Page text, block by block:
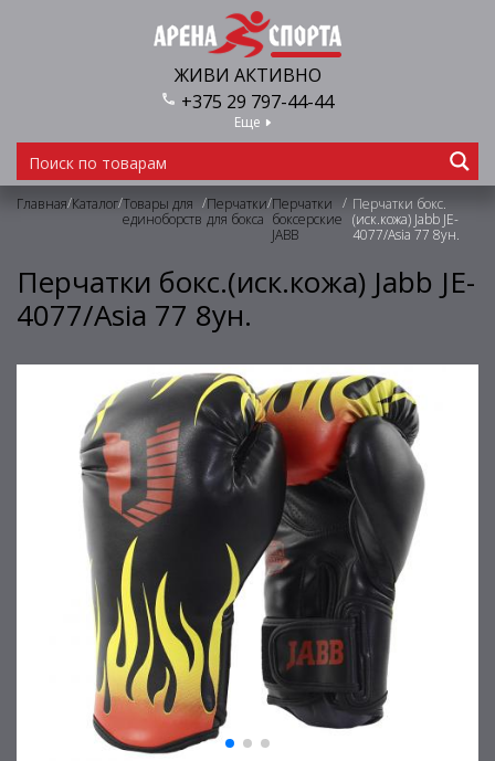
ЖИВИ АКТИВНО
+375 29 797-44-44
Еще
Главная/Каталог/Товары для
единоборств
/Перчатки
для бокса
/Перчатки
боксерские
JABB
/ Перчатки бокс.
(иск.кожа) Jabb JE-
4077/Asia 77 8ун.
Перчатки бокс.(иск.кожа) Jabb JE-
4077/Asia 77 8ун.